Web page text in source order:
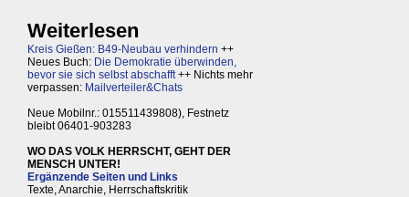
Weiterlesen
Kreis Gießen: B49-Neubau verhindern ++
Neues Buch: Die Demokratie überwinden,
bevor sie sich selbst abschafft++ Nichts mehr
verpassen: Mailverteiler&Chats
Neue Mobilnr.: 015511439808), Festnetz
bleibt 06401-903283
WO DAS VOLK HERRSCHT, GEHT DER
MENSCH UNTER!
Ergänzende Seiten und Links
Texte, Anarchie, Herrschaftskritik